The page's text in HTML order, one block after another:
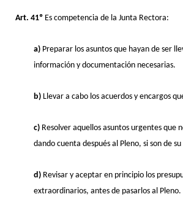
Art. 41º Es competencia de la Junta Rectora:
a) Preparar los asuntos que hayan de ser
información y documentación necesarias.
b) Llevar a cabo los acuerdos y encargos
c) Resolver aquellos asuntos urgentes que
dando cuenta después al Pleno, si son de
d) Revisar y aceptar en principio los
extraordinarios, antes de pasarlos al Pleno.